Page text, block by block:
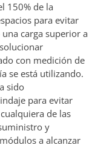
150% de la
para evitar
carga superior a
con medición de
se está utilizando.
sido
para evitar
de las
y
a alcanzar